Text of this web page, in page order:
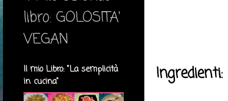
Ingredienti:
libro: GOLOSITA'
VEGAN
Il mio Libro: "La semplicità
in cucina"